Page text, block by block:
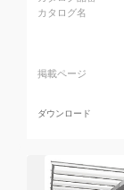
カタログ名
掲載ページ
ダウンロード